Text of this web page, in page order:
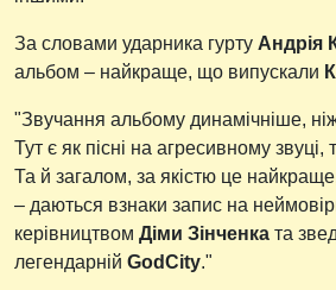
За словами ударника гурту Андрія
альбом – найкраще, що випускали
"Звучання альбому динамічніше,
Тут є як пісні на агресивному
Та й загалом, за якістю це
– даються взнаки запис на
керівництвом Діми Зінченка та
легендарній GodCity."